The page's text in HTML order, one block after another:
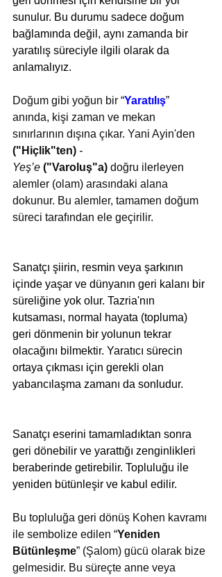
sunulur. Bu durumu sadece doğum
bağlamında değil, aynı zamanda bir
yaratılış süreciyle ilgili olarak da
anlamalıyız.
Doğum gibi yoğun bir “Yaratılış”
anında, kişi zaman ve mekan
sınırlarının dışına çıkar. Yani Ayin'den
("Hiçlik"ten) -
Yeş’e ("Varoluş"a) doğru ilerleyen
alemler (olam) arasındaki alana
dokunur. Bu alemler, tamamen doğum
süreci tarafından ele geçirilir.
Sanatçı şiirin, resmin veya şarkının
içinde yaşar ve dünyanın geri kalanı bir
süreliğine yok olur. Tazria'nın
kutsaması, normal hayata (topluma)
geri dönmenin bir yolunun tekrar
olacağını bilmektir. Yaratıcı sürecin
ortaya çıkması için gerekli olan
yabancılaşma zamanı da sonludur.
Sanatçı eserini tamamladıktan sonra
geri dönebilir ve yarattığı zenginlikleri
beraberinde getirebilir. Topluluğu ile
yeniden bütünleşir ve kabul edilir.
Bu topluluğa geri dönüş Kohen kavramı
ile sembolize edilen “Yeniden
Bütünleşme” (Şalom) gücü olarak bize
gelmesidir. Bu süreçte anne veya